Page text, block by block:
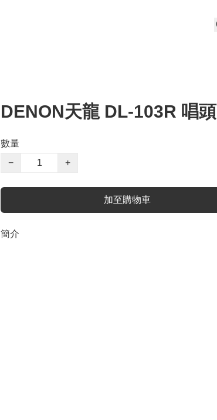
DENON天龍 DL-103R 唱頭
數量
−
+
加至購物車
簡介